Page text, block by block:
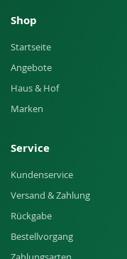
Shop
Startseite
Angebote
Haus & Hof
Marken
Service
Kundenservice
Versand & Zahlung
Rückgabe
Bestellvorgang